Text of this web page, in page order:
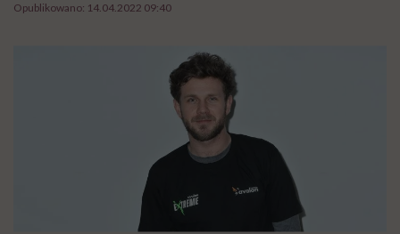
Opublikowano: 14.04.2022 09:40